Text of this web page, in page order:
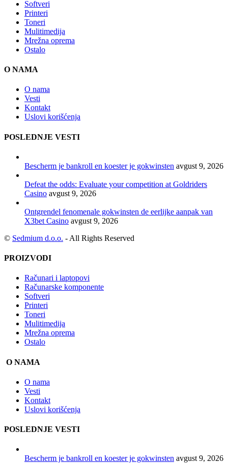
Softveri
Printeri
Toneri
Mulitimedija
Mrežna oprema
Ostalo
O NAMA
O nama
Vesti
Kontakt
Uslovi korišćenja
POSLEDNJE VESTI
Bescherm je bankroll en koester je gokwinsten avgust 9, 2026
Defeat the odds: Evaluate your competition at Goldriders
Casino avgust 9, 2026
Ontgrendel fenomenale gokwinsten de eerlijke aanpak van
X3bet Casino avgust 9, 2026
© Sedmium d.o.o. - All Rights Reserved
PROIZVODI
Računari i laptopovi
Računarske komponente
Softveri
Printeri
Toneri
Mulitimedija
Mrežna oprema
Ostalo
O NAMA
O nama
Vesti
Kontakt
Uslovi korišćenja
POSLEDNJE VESTI
Bescherm je bankroll en koester je gokwinsten avgust 9, 2026